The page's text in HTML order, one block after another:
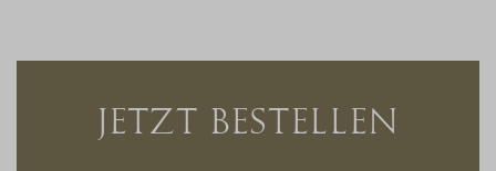
JETZT BESTELLEN